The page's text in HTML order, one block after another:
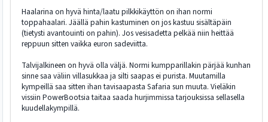
Haalarina on hyvä hinta/laatu pilkkikäyttön on ihan normi
toppahaalari. Jäällä pahin kastuminen on jos kastuu sisältäpäin
(tietysti avantouinti on pahin). Jos vesisadetta pelkää niin heittää
reppuun sitten vaikka euron sadeviitta.
Talvijalkineen on hyvä olla väljä. Normi kumpparillakin pärjää kunhan
sinne saa väliin villasukkaa ja silti saapas ei purista. Muutamilla
kympeillä saa sitten ihan tavisaapasta Safaria sun muuta. Vieläkin
vissiin PowerBootsia taitaa saada hurjimmissa tarjouksissa sellasella
kuudellakympillä.